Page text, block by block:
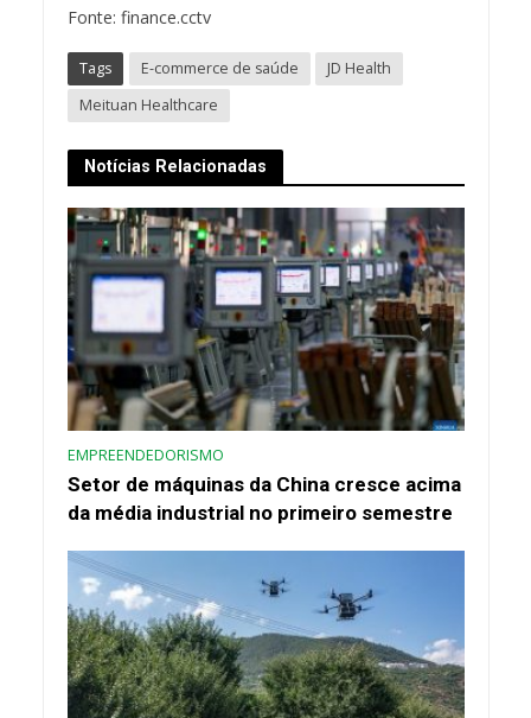
Fonte: finance.cctv
Tags E-commerce de saúde
JD Health
Meituan Healthcare
Notícias Relacionadas
EMPREENDEDORISMO
Setor de máquinas da China cresce acima
da média industrial no primeiro semestre